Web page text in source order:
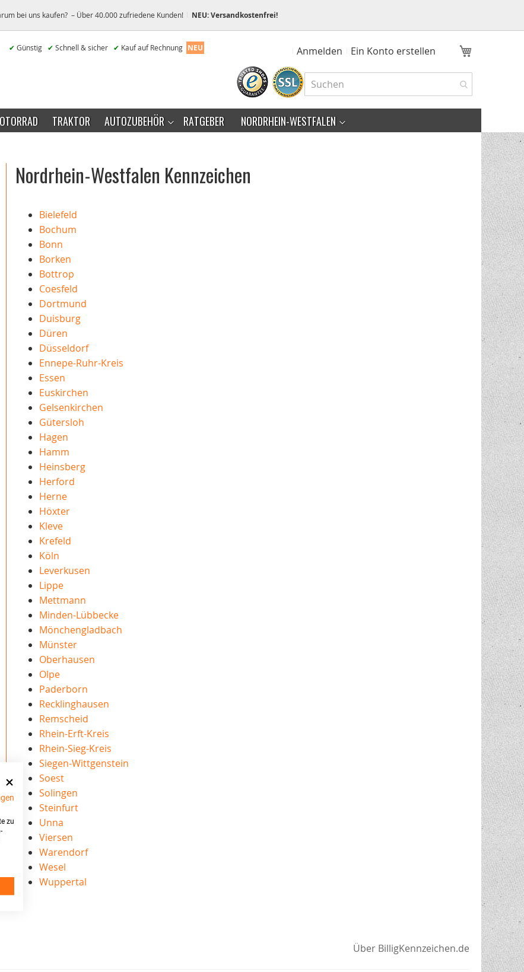
bei uns kaufen? – Über 40.000 zufriedene Kunden! NEU: Versandkostenfrei!
✔ Günstig ✔ Schnell & sicher ✔ Kauf auf Rechnung NEU Anmelden Ein Konto erstellen
TRAKTOR AUTOZUBEHÖR RATGEBER NORDRHEIN-WESTFALEN
Nordrhein-Westfalen Kennzeichen
Bielefeld
Bochum
Bonn
Borken
Bottrop
Coesfeld
Dortmund
Duisburg
Düren
Düsseldorf
Ennepe-Ruhr-Kreis
Essen
Euskirchen
Gelsenkirchen
Gütersloh
Hagen
Hamm
Heinsberg
Herford
Herne
Höxter
Kleve
Krefeld
Köln
Leverkusen
Lippe
Mettmann
Minden-Lübbecke
Mönchengladbach
Münster
Oberhausen
Olpe
Paderborn
Recklinghausen
Remscheid
Rhein-Erft-Kreis
Rhein-Sieg-Kreis
Siegen-Wittgenstein
Soest
Solingen
Steinfurt
Unna
Viersen
Warendorf
Wesel
Wuppertal
Über BilligKennzeichen.de
zu